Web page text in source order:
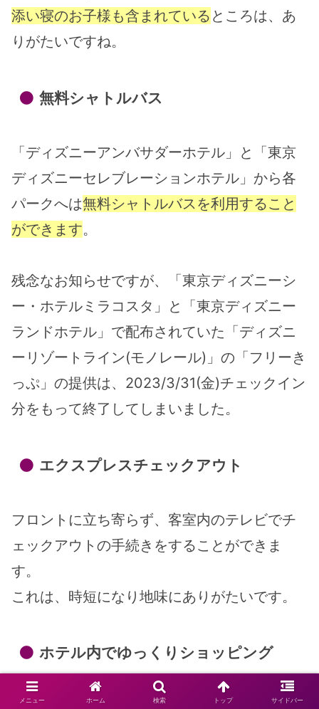
添い寝のお子様も含まれている ところは、あ
りがたいですね。
無料シャトルバス
「ディズニーアンバサダーホテル」と「東京
ディズニーセレブレーションホテル」から各
パークへは無料シャトルバスを利用すること
ができます。
残念なお知らせですが、「東京ディズニーシ
ー・ホテルミラコスタ」と「東京ディズニー
ランドホテル」で配布されていた「ディズニ
ーリゾートライン(モノレール)」の「フリーき
っぷ」の提供は、2023/3/31(金)チェックイン
分をもって終了してしまいました。
エクスプレスチェックアウト
フロントに立ち寄らず、客室内のテレビでチ
ェックアウトの手続きをすることができま
す。
これは、時短になり地味にありがたいです。
ホテル内でゆっくりショッピング
メニュー ホーム 検索 トップ サイドバー